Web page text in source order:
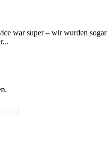
war super – wir wurden sogar